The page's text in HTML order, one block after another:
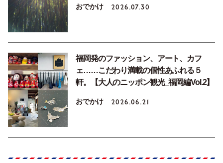
おでかけ 2026.07.30
福岡発のファッション、アート、カフ
ェ……こだわり満載の個性あふれる５
軒。【大人のニッポン観光_福岡編Vol.2】
おでかけ 2026.06.21